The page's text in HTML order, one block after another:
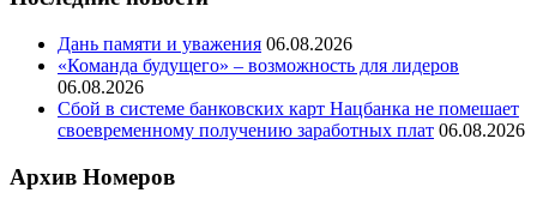
Дань памяти и уважения 06.08.2026
«Команда будущего» – возможность для лидеров
06.08.2026
Сбой в системе банковских карт Нацбанка не помешает
своевременному получению заработных плат 06.08.2026
Архив Номеров